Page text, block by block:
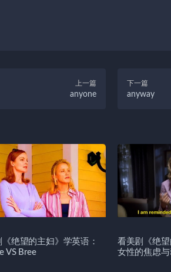
上一篇
anyone
下一篇
anyway
绝望的主妇》学英语：
VS Bree
看美剧《绝望
女性的焦虑与